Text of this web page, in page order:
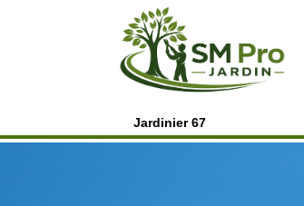
Jardinier 67